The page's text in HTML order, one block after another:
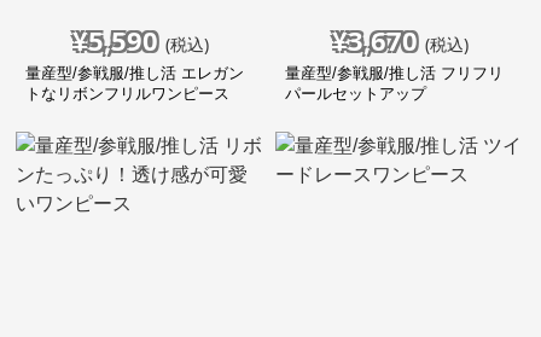
¥5,590 (税込)
量産型/参戦服/推し活 エレガン
トなリボンフリルワンピース
¥3,670 (税込)
量産型/参戦服/推し活 フリフリ
パールセットアップ